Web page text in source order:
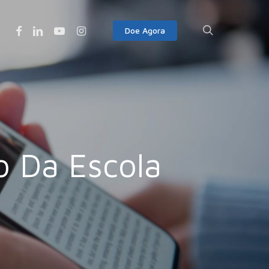
Doe Agora search
FacebookLinkedinYoutubeInstagram
Da Escola